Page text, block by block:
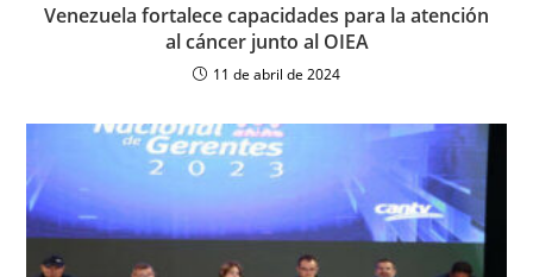
Venezuela fortalece capacidades para la atención
al cáncer junto al OIEA
11 de abril de 2024